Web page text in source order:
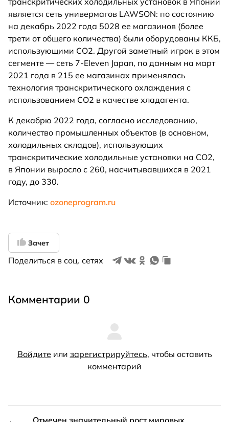
является сеть универмагов LAWSON: по состоянию
на декабрь 2022 года 5028 ее магазинов (более
трети от общего количества) были оборудованы ККБ,
использующими CO2. Другой заметный игрок в этом
сегменте — сеть 7-Eleven Japan, по данным на март
2021 года в 215 ее магазинах применялась
технология транскритического охлаждения с
использованием CO2 в качестве хладагента.
К декабрю 2022 года, согласно исследованию,
количество промышленных объектов (в основном,
холодильных складов), использующих
транскритические холодильные установки на CO2,
в Японии выросло с 260, насчитывавшихся в 2021
году, до 330.
Источник: ozoneprogram.ru
Зачет
Поделиться в соц. сетях
Комментарии 0
Войдите или зарегистрируйтесь, чтобы оставить
комментарий
Отмечен значительный рост мировых